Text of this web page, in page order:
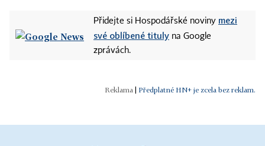
Přidejte si Hospodářské noviny mezi
své oblíbené tituly na Google
zprávách.
Předplatné HN+ je zcela bez reklam.